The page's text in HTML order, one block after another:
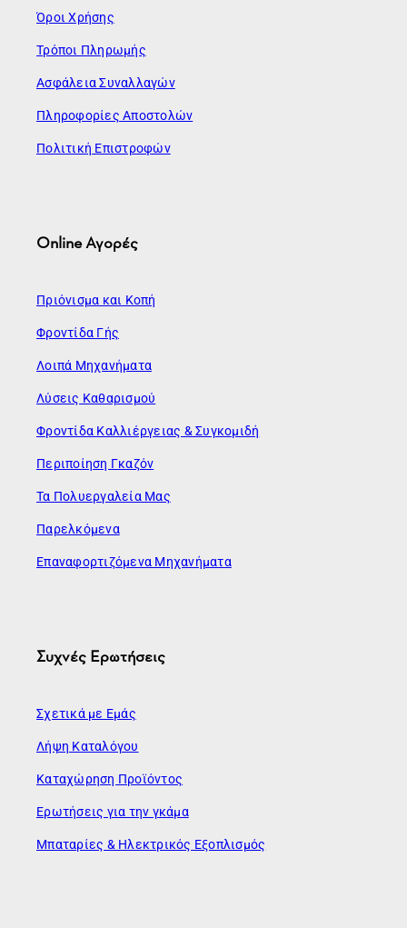
Όροι Χρήσης
Τρόποι Πληρωμής
Ασφάλεια Συναλλαγών
Πληροφορίες Αποστολών
Πολιτική Επιστροφών
Online Αγορές
Πριόνισμα και Κοπή
Φροντίδα Γής
Λοιπά Μηχανήματα
Λύσεις Καθαρισμού
Φροντίδα Καλλιέργειας & Συγκομιδή
Περιποίηση Γκαζόν
Τα Πολυεργαλεία Μας
Παρελκόμενα
Επαναφορτιζόμενα Μηχανήματα
Συχνές Ερωτήσεις
Σχετικά με Εμάς
Λήψη Καταλόγου
Καταχώρηση Προϊόντος
Ερωτήσεις για την γκάμα
Μπαταρίες & Ηλεκτρικός Εξοπλισμός